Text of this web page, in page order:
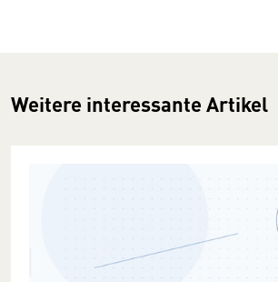
Weitere interessante Artikel